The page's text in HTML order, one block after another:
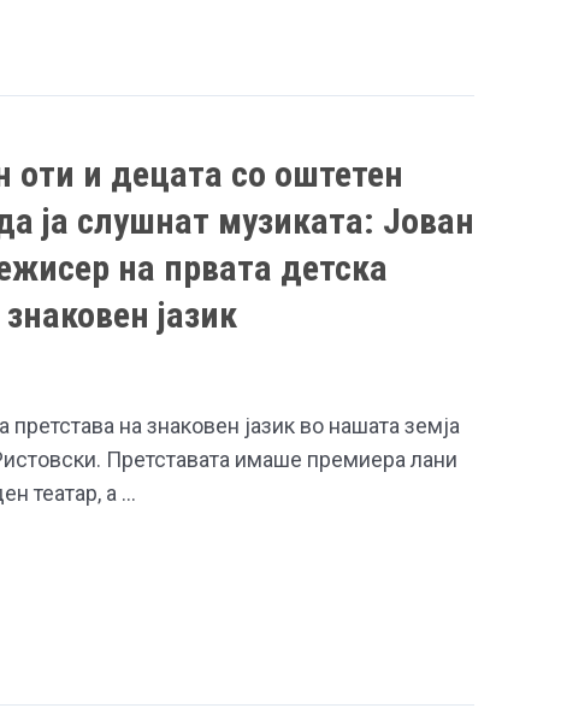
оти и децата со оштетен
ја слушнат музиката: Јован
на првата детска
јазик
претстава на знаковен јазик во нашата земја
Претставата имаше премиера лани
театар, а …